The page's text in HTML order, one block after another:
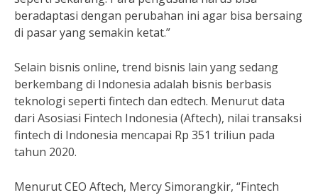
beradaptasi dengan perubahan ini agar bisa bersaing
di pasar yang semakin ketat.”
Selain bisnis online, trend bisnis lain yang sedang
berkembang di Indonesia adalah bisnis berbasis
teknologi seperti fintech dan edtech. Menurut data
dari Asosiasi Fintech Indonesia (Aftech), nilai transaksi
fintech di Indonesia mencapai Rp 351 triliun pada
tahun 2020.
Menurut CEO Aftech, Mercy Simorangkir, “Fintech